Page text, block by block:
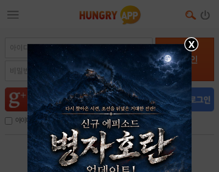
로그인
아이디, 이메일 저장
아이디 / 비밀번호 찾기 회원가입
X